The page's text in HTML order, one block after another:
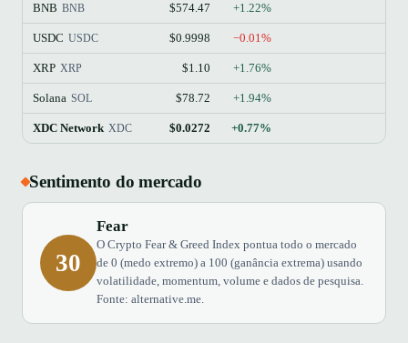
BNB BNB $574.47 +1.22%
USDC USDC $0.9998 −0.01%
XRP XRP $1.10 +1.76%
Solana SOL $78.72 +1.94%
XDC Network XDC $0.0272 +0.77%
Sentimento do mercado
30
Fear
O Crypto Fear & Greed Index pontua todo o mercado
de 0 (medo extremo) a 100 (ganância extrema) usando
volatilidade, momentum, volume e dados de pesquisa.
Fonte: alternative.me.